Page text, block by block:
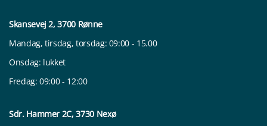
Skansevej 2, 3700 Rønne
Mandag, tirsdag, torsdag: 09:00 - 15.00
Onsdag: lukket
Fredag: 09:00 - 12:00
Sdr. Hammer 2C, 3730 Nexø